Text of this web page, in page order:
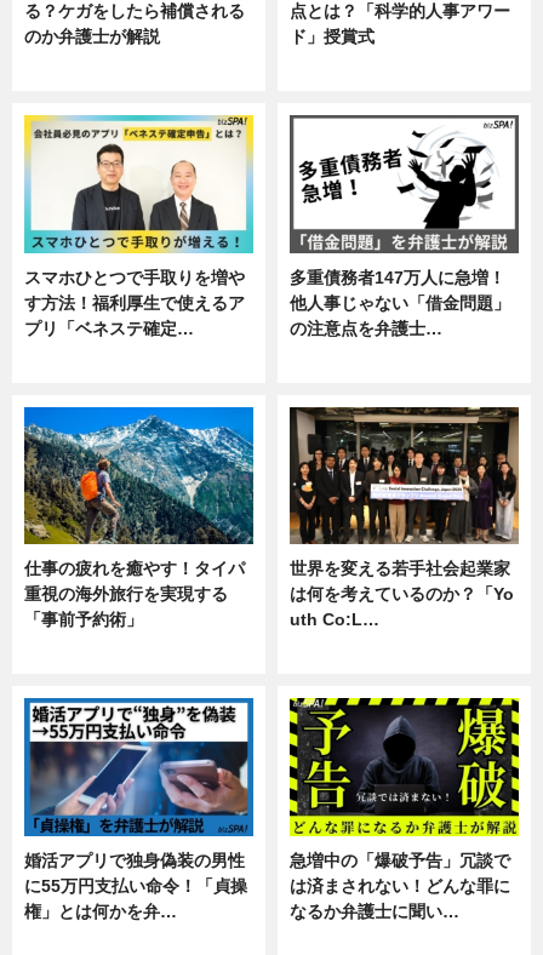
る？ケガをしたら補償される
のか弁護士が解説
点とは？「科学的人事アワー
ド」授賞式
スマホひとつで手取りを増や
す方法！福利厚生で使えるア
プリ「ベネステ確定…
多重債務者147万人に急増！
他人事じゃない「借金問題」
の注意点を弁護士…
仕事の疲れを癒やす！タイパ
重視の海外旅行を実現する
「事前予約術」
世界を変える若手社会起業家
は何を考えているのか？「Yo
uth Co:L…
婚活アプリで独身偽装の男性
に55万円支払い命令！「貞操
権」とは何かを弁…
急増中の「爆破予告」冗談で
は済まされない！どんな罪に
なるか弁護士に聞い…